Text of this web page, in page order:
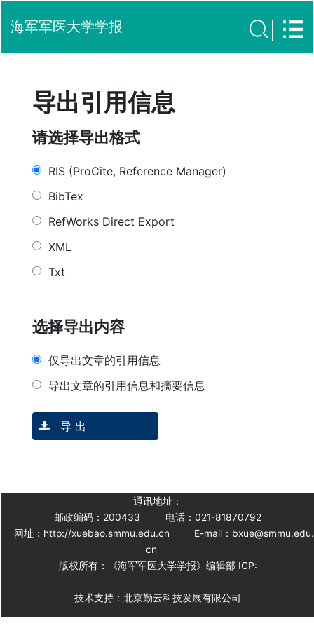
海军军医大学学报
导出引用信息
请选择导出格式
RIS (ProCite, Reference Manager)
BibTex
RefWorks Direct Export
XML
Txt
选择导出内容
仅导出文章的引用信息
导出文章的引用信息和摘要信息
导 出
通讯地址：
邮政编码：200433
电话：021-81870792
网址：http://xuebao.smmu.edu.cn
E-mail：bxue@smmu.edu.
cn
版权所有：《海军军医大学学报》编辑部 ICP:
技术支持：北京勤云科技发展有限公司